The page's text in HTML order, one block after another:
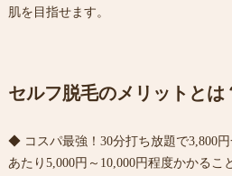
肌を目指せます。
セルフ脱毛のメリットとは
◆ コスパ最強！30分打ち放題で3,800
あたり5,000円～10,000円程度かかる